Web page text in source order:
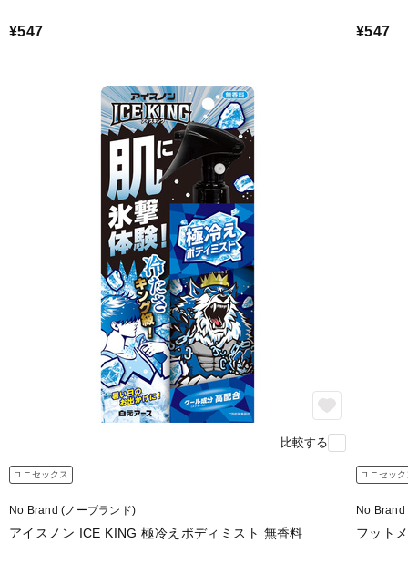
¥547 ¥547
比較する
ユニセックス
No Brand (ノーブランド)
アイスノン ICE KING 極冷えボディミスト 無香料
ユニセック
No Brand
フット